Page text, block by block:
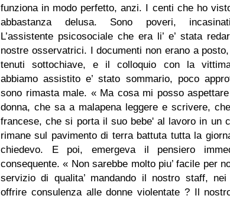
funziona in modo perfetto, anzi. I centi che ho
abbastanza delusa. Sono poveri,
L’assistente psicosociale che era li’ e’ stata
nostre osservatrici. I documenti non erano a
tenuti sottochiave, e il colloquio con la
abbiamo assistito e’ stato sommario, poco
sono rimasta male. « Ma cosa mi posso
donna, che sa a malapena leggere e scrivere,
francese, che si porta il suo bebe' al lavoro in un
rimane sul pavimento di terra battuta tutta la
chiedevo. E poi, emergeva il pensiero
consequente. « Non sarebbe molto piu’ facile per
servizio di qualita’ mandando il nostro staff,
offrire consulenza alle donne violentate ? Il